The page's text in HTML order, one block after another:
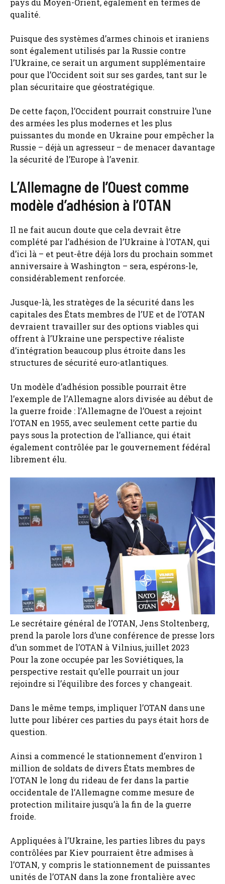
qualité.
Puisque des systèmes d’armes chinois et iraniens
sont également utilisés par la Russie contre
l’Ukraine, ce serait un argument supplémentaire
pour que l’Occident soit sur ses gardes, tant sur le
plan sécuritaire que géostratégique.
De cette façon, l’Occident pourrait construire l’une
des armées les plus modernes et les plus
puissantes du monde en Ukraine pour empêcher la
Russie – déjà un agresseur – de menacer davantage
la sécurité de l’Europe à l’avenir.
L’Allemagne de l’Ouest comme
modèle d’adhésion à l’OTAN
Il ne fait aucun doute que cela devrait être
complété par l’adhésion de l’Ukraine à l’OTAN, qui
d’ici là – et peut-être déjà lors du prochain sommet
anniversaire à Washington – sera, espérons-le,
considérablement renforcée.
Jusque-là, les stratèges de la sécurité dans les
capitales des États membres de l’UE et de l’OTAN
devraient travailler sur des options viables qui
offrent à l’Ukraine une perspective réaliste
d’intégration beaucoup plus étroite dans les
structures de sécurité euro-atlantiques.
Un modèle d’adhésion possible pourrait être
l’exemple de l’Allemagne alors divisée au début de
la guerre froide : l’Allemagne de l’Ouest a rejoint
l’OTAN en 1955, avec seulement cette partie du
pays sous la protection de l’alliance, qui était
également contrôlée par le gouvernement fédéral
librement élu.
Le secrétaire général de l’OTAN, Jens Stoltenberg,
prend la parole lors d’une conférence de presse lors
d’un sommet de l’OTAN à Vilnius, juillet 2023
Pour la zone occupée par les Soviétiques, la
perspective restait qu’elle pourrait un jour
rejoindre si l’équilibre des forces y changeait.
Dans le même temps, impliquer l’OTAN dans une
lutte pour libérer ces parties du pays était hors de
question.
Ainsi a commencé le stationnement d’environ 1
million de soldats de divers États membres de
l’OTAN le long du rideau de fer dans la partie
occidentale de l’Allemagne comme mesure de
protection militaire jusqu’à la fin de la guerre
froide.
Appliquées à l’Ukraine, les parties libres du pays
contrôlées par Kiev pourraient être admises à
l’OTAN, y compris le stationnement de puissantes
unités de l’OTAN dans la zone frontalière avec